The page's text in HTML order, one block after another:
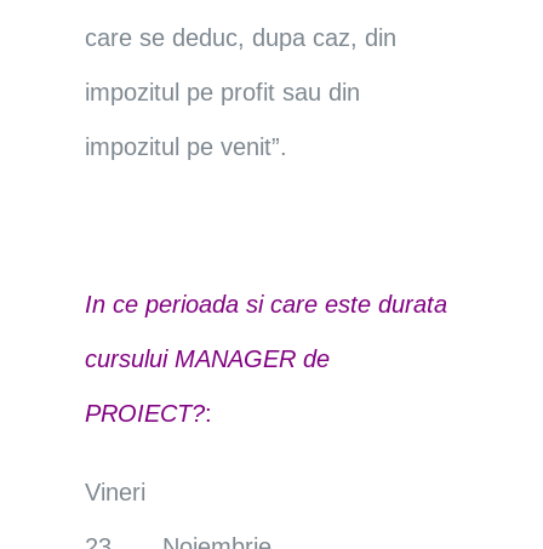
care se deduc, dupa caz, din
impozitul pe profit sau din
impozitul pe venit”.
In ce perioada si care este durata
cursului MANAGER de
PROIECT?:
Vineri